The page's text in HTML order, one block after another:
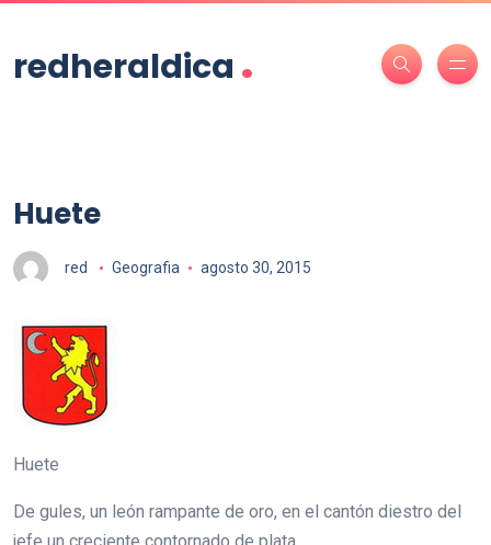
redheraldica .
Huete
red Geografia agosto 30, 2015
Huete
De gules, un león rampante de oro, en el cantón diestro del